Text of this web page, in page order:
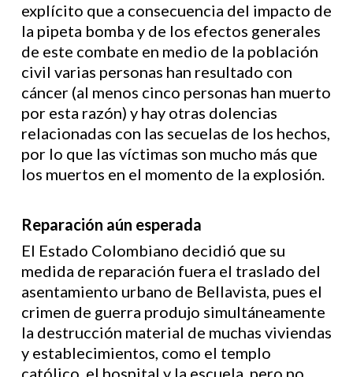
explícito que a consecuencia del impacto de
la pipeta bomba y de los efectos generales
de este combate en medio de la población
civil varias personas han resultado con
cáncer (al menos cinco personas han muerto
por esta razón) y hay otras dolencias
relacionadas con las secuelas de los hechos,
por lo que las víctimas son mucho más que
los muertos en el momento de la explosión.
Reparación aún esperada
El Estado Colombiano decidió que su
medida de reparación fuera el traslado del
asentamiento urbano de Bellavista, pues el
crimen de guerra produjo simultáneamente
la destrucción material de muchas viviendas
y establecimientos, como el templo
católico, el hospital y la escuela, pero no